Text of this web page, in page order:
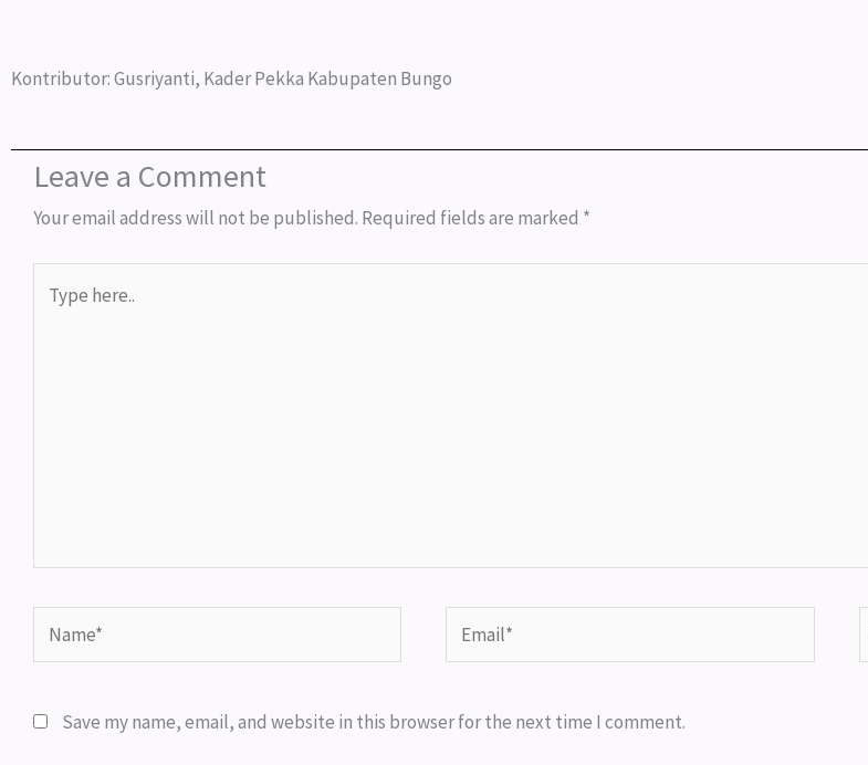
Kontributor: Gusriyanti, Kader Pekka Kabupaten Bungo
Leave a Comment
Your email address will not be published. Required fields are marked *
here..
Name* Email*
Save my name, email, and website in this browser for the next time I comment.